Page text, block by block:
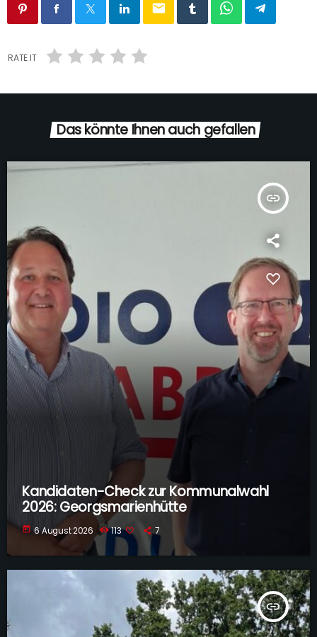
email
RATE IT
Das könnte Ihnen auch gefallen
insert_link
Kandidaten-Check zur Kommunalwahl
2026: Georgsmarienhütte
today 6 August 2026 113 7
insert_link